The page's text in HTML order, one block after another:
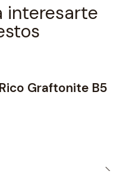
interesarte
Graftonite B5